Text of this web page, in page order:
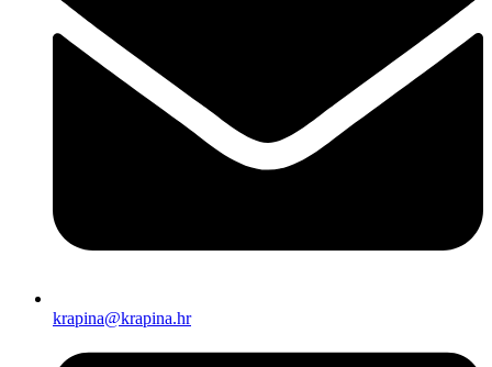
krapina@krapina.hr